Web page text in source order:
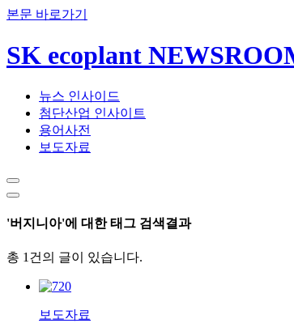
본문 바로가기
SK ecoplant
뉴스 인사이드
첨단산업 인사이트
용어사전
보도자료
'버지니아'에 대한 태그 검색결과
총 1건의 글이 있습니다.
보도자료